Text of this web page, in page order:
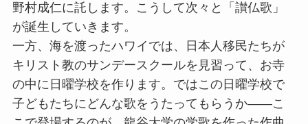
野村成仁に託します。こうして次々と「讃仏歌」
が誕生していきます。
一方、海を渡ったハワイでは、日本人移民たちが
キリスト教のサンデースクールを見習って、お寺
の中に日曜学校を作ります。ではこの日曜学校で
子どもたちにどんな歌をうたってもらうか――こ